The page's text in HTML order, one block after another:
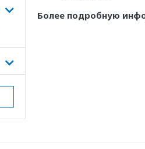
Более подробную